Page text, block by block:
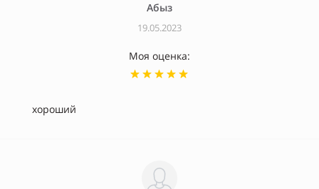
Абыз
19.05.2023
Моя оценка:
хороший